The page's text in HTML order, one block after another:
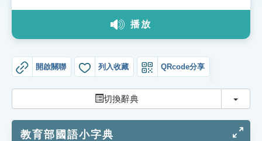
教學應用
播放
開啟關聯 列入收藏 QRcode分享
切換辭典 切換
教育部國語小字典